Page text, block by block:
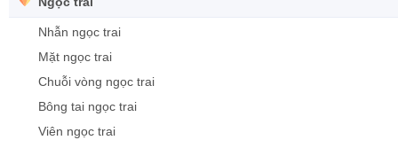
Nhẫn ngọc trai
Mặt ngọc trai
Chuỗi vòng ngọc trai
Bông tai ngọc trai
Viên ngọc trai